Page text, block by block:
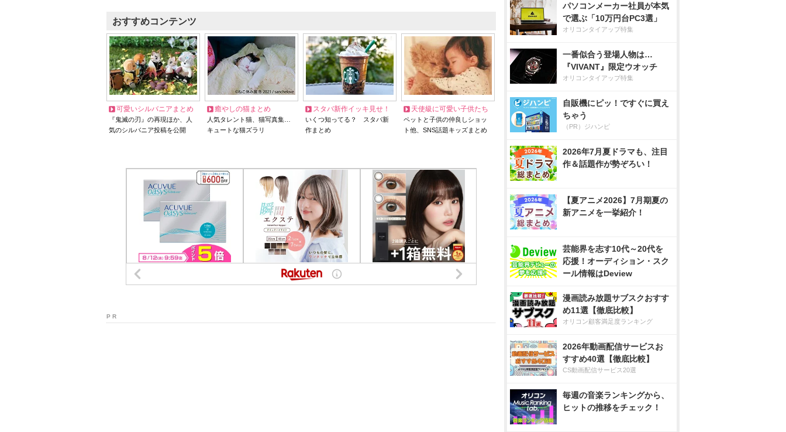
おすすめコンテンツ
可愛いシルバニアまとめ
『鬼滅の刃』の再現ほか、人
気のシルバニア投稿を公開
癒やしの猫まとめ
人気タレント猫、猫写真集…
キュートな猫ズラリ
スタバ新作イッキ見せ！
いくつ知ってる？ スタバ新
作まとめ
天使級に可愛い子供たち
ペットと子供の仲良しショッ
ト他、SNS話題キッズまとめ
P R
パソコンメーカー社員が本気
で選ぶ「10万円台PC3選」
オリコンタイアップ特集
一番似合う登場人物は…
『VIVANT』限定ウオッチ
オリコンタイアップ特集
自販機にピッ！ですぐに買え
ちゃう
（PR）ジハンピ
2026年7月夏ドラマも、注目
作＆話題作が勢ぞろい！
【夏アニメ2026】7月期夏の
新アニメを一挙紹介！
芸能界を志す10代～20代を
応援！オーディション・スク
ール情報はDeview
漫画読み放題サブスクおすす
め11選【徹底比較】
オリコン顧客満足度ランキング
2026年動画配信サービスお
すすめ40選【徹底比較】
CS動画配信サービス20選
毎週の音楽ランキングから、
ヒットの推移をチェック！